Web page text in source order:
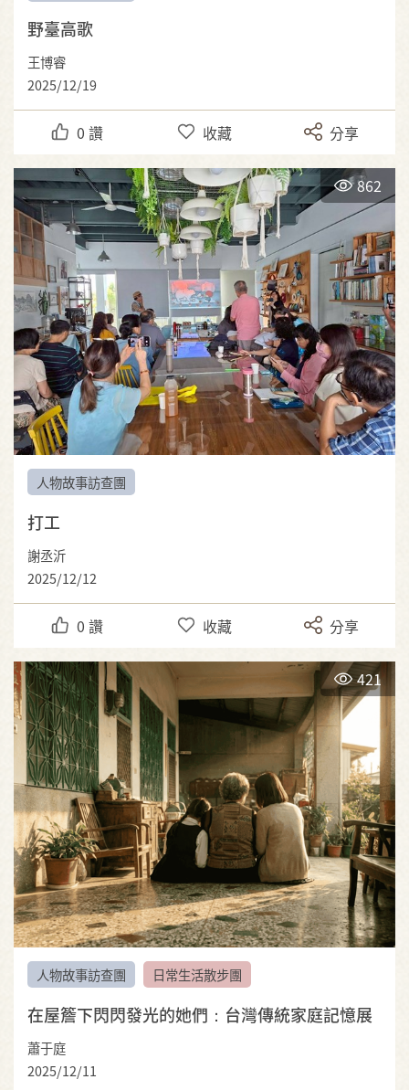
野臺高歌
王博睿
2025/12/19
0 讚 收藏 分享
862
人物故事訪查團
打工
謝丞沂
2025/12/12
0 讚 收藏 分享
421
人物故事訪查團 日常生活散步團
在屋簷下閃閃發光的她們：台灣傳統家庭記憶展
蕭于庭
2025/12/11